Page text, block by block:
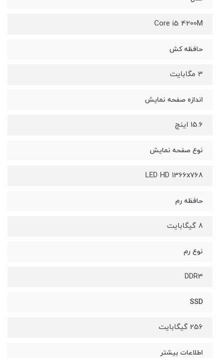
Core i5 4200M
حافظه کش
3 مگابایت
اندازه صفحه نمایش
15.6 اینچ
نوع صفحه نمایش
LED HD 1366x768
حافظه رم
8 گیگابایت
نوع رم
DDR3
SSD
256 گیگابایت
اطلاعات بیشتر